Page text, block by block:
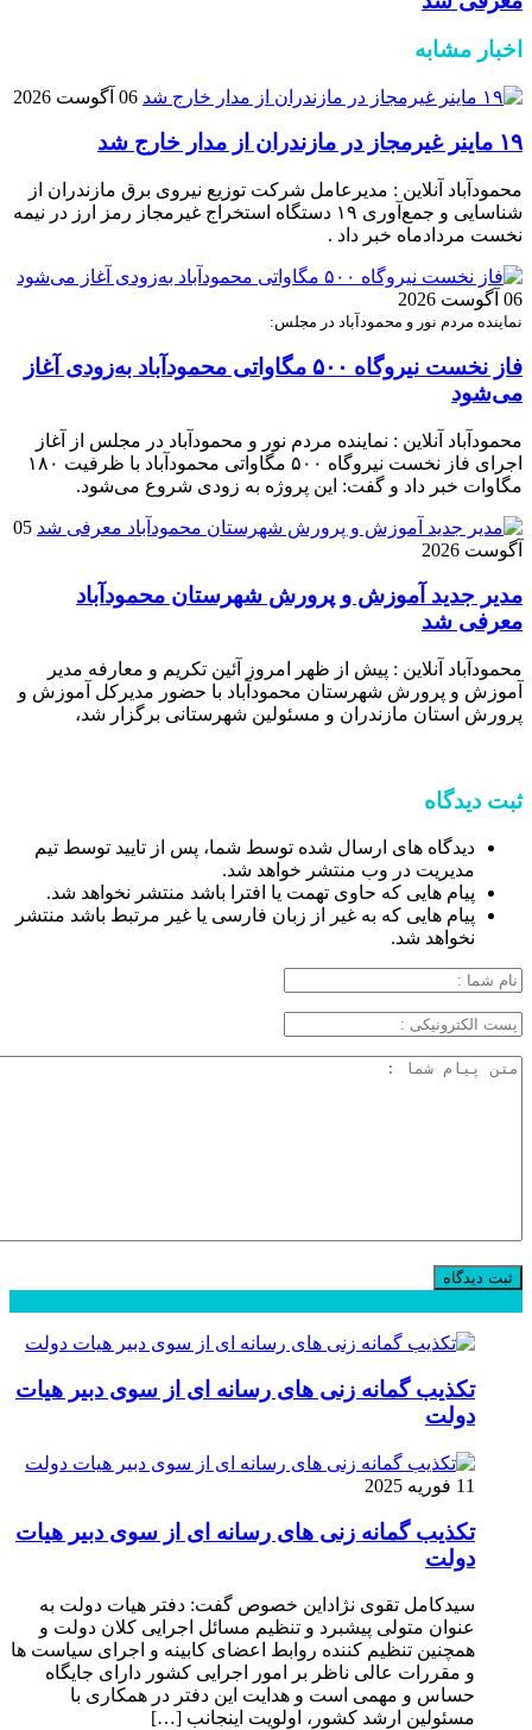
اخبار مشابه
06 آگوست 2026
۱۹ ماینر غیرمجاز در مازندران از مدار خارج شد
محمودآباد آنلاین : مدیرعامل شرکت توزیع نیروی برق مازندران از
شناسایی و جمع‌آوری ۱۹ دستگاه استخراج غیرمجاز رمز ارز در نیمه
نخست مردادماه خبر داد .
06 آگوست 2026
نماینده مردم نور و محمودآباد در مجلس:
فاز نخست نیروگاه ۵۰۰ مگاواتی محمودآباد به‌زودی آغاز
می‌شود
محمودآباد آنلاین : نماینده مردم نور و محمودآباد در مجلس از آغاز
اجرای فاز نخست نیروگاه ۵۰۰ مگاواتی محمودآباد با ظرفیت ۱۸۰
مگاوات خبر داد و گفت: این پروژه به زودی شروع می‌شود.
05
آگوست 2026
مدیر جدید آموزش و پرورش شهرستان محمودآباد
معرفی شد
محمودآباد آنلاین : پیش از ظهر امروز آئین تکریم و معارفه مدیر
آموزش و پرورش شهرستان محمودآباد با حضور مدیرکل آموزش و
پرورش استان مازندران و مسئولین شهرستانی برگزار شد،
ثبت دیدگاه
دیدگاه های ارسال شده توسط شما، پس از تایید توسط تیم
مدیریت در وب منتشر خواهد شد.
پیام هایی که حاوی تهمت یا افترا باشد منتشر نخواهد شد.
پیام هایی که به غیر از زبان فارسی یا غیر مرتبط باشد منتشر
نخواهد شد.
تکذیب گمانه زنی های رسانه ای از سوی دبیر هیات
دولت
11 فوریه 2025
تکذیب گمانه زنی های رسانه ای از سوی دبیر هیات
دولت
سیدکامل تقوی نژاداین خصوص گفت: دفتر هیات دولت به
عنوان متولی پیشبرد و تنظیم مسائل اجرایی کلان دولت و
همچنین تنظیم کننده روابط اعضای کابینه و اجرای سیاست ها
و مقررات عالی ناظر بر امور اجرایی کشور دارای جایگاه
حساس و مهمی است و هدایت این دفتر در همکاری با
مسئولین ارشد کشور، اولویت اینجانب […]